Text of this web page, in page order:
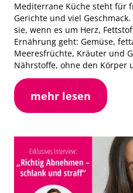
Mediterrane Küche steht für
Gerichte und viel
sie, wenn es um Herz,
Ernährung geht: Gemüse,
Meeresfrüchte, Kräuter und
Nährstoffe, ohne den Körper
mehr lesen